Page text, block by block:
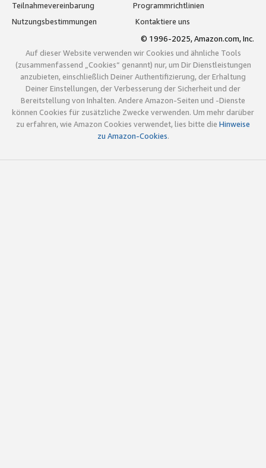
Teilnahmevereinbarung
Programmrichtlinien
Nutzungsbestimmungen
Kontaktiere uns
© 1996-2025, Amazon.com, Inc.
Auf dieser Website verwenden wir Cookies und ähnliche Tools
(zusammenfassend „Cookies“ genannt) nur, um Dir Dienstleistungen
anzubieten, einschließlich Deiner Authentifizierung, der Erhaltung
Deiner Einstellungen, der Verbesserung der Sicherheit und der
Bereitstellung von Inhalten. Andere Amazon-Seiten und -Dienste
können Cookies für zusätzliche Zwecke verwenden. Um mehr darüber
zu erfahren, wie Amazon Cookies verwendet, lies bitte die Hinweise
zu Amazon-Cookies.